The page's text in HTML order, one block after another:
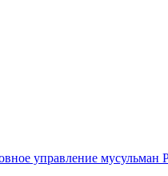
управление мусульман